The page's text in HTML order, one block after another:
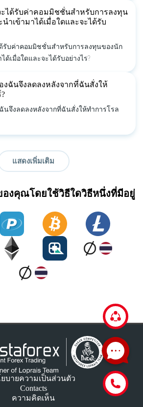
ะได้รับค่าคอมมิชชั่นสำหรับการลงทุน
ำเข้ามาได้เมื่อใดและจะได้รับ
รับค่าคอมมิชชั่นสำหรับการลงทุนของนัก
ด้เมื่อใดและจะได้รับอย่างไร?
งฉันจึงลดลงหลังจากที่ฉันสั่งให้
นจึงลดลงหลังจากที่ฉันสั่งให้ทำการโรล
แสดงเพิ่มเติม
องคุณโดยใช้วิธีใดวิธีหนึ่งที่มีอยู่
บายความเป็นส่วนตัว
Contacts
ความคิดเห็น